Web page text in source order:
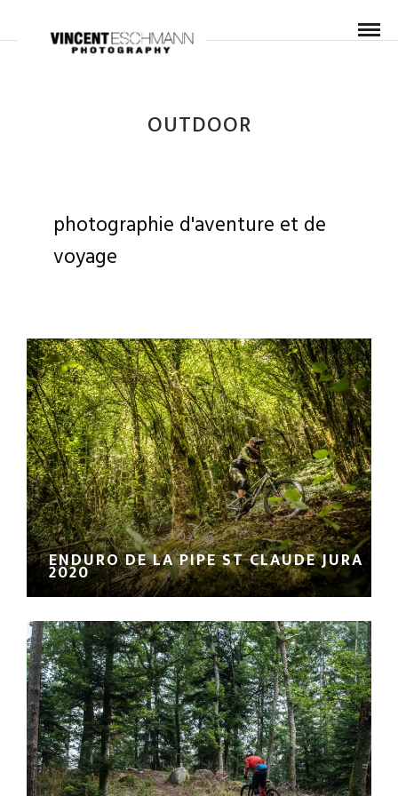
OUTDOOR
photographie d'aventure et de
voyage
ENDURO DE LA PIPE ST CLAUDE JURA
2020